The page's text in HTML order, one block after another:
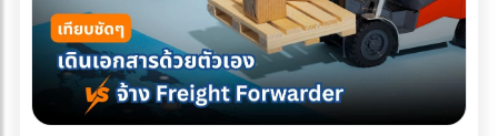
ธรรมชาติของพื้นคอนกรีตดาดฟ้าที่ต้องตากแดดตากฝนมา
หลายปี ย่อมมีการยืดและหดตัวจนเกิด "รอยแตกร้าวขนาดเล็ก
(Hairline Cracks)" ที่ตาเปล่ามองไม่เห็น เมื่อคุณนำวัสดุไปปูทับ
น้ำฝนจะซึมผ่านร่องพื้นลงไปขังอยู่ใต้แผ่นหญ้าเทียมหรือพื้นไม้
ความชื้นที่สะสมอยู่ตลอดเวลาจะค่อยๆ แทรกซึมลงตามรอยร้าว
แข็งยังคงคุณภาพสมบูรณ์ 100% ทำไมบรรจุภัณฑ์รักษ์โลกทั่วไป
ถึงสอบตกใน "ห้องเย็น"? หน้าที่หลักของบรรจุภัณฑ์อาหารแช่
แข็งคือการทนต่ออุณหภูมิติดลบ (ตั้งแต่ -18°C ไปจนถึง -40°C)
และต้องเป็น "เกราะป้องกัน (Barrier)" ไม่ให้ความชื้นระเหยออก
จากอาหารจนเกิดสภาวะ Freezer Burn (เนื้อสัตว์หรืออาหาร